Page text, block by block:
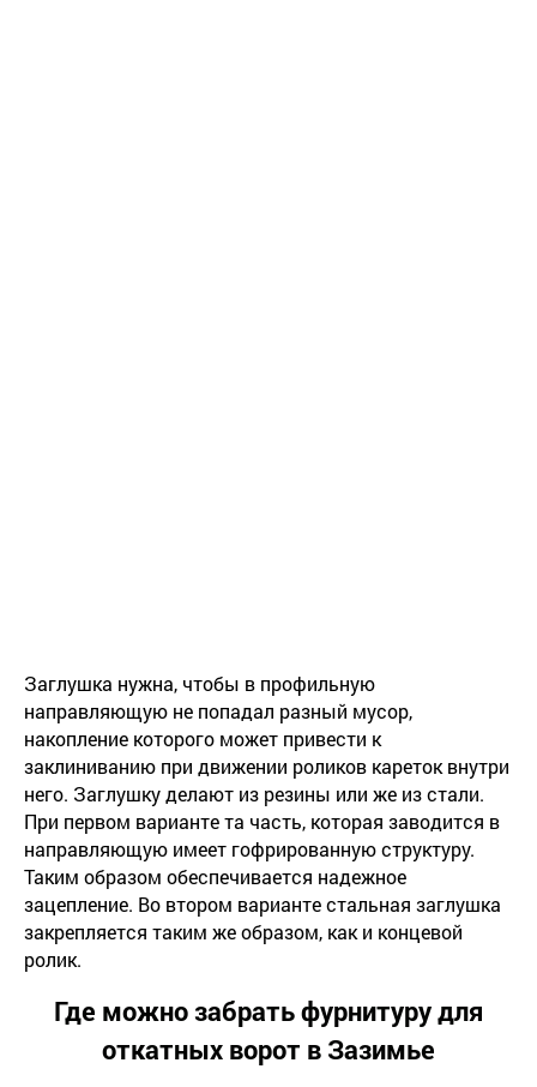
Заглушка нужна, чтобы в профильную
направляющую не попадал разный мусор,
накопление которого может привести к
заклиниванию при движении роликов кареток внутри
него. Заглушку делают из резины или же из стали.
При первом варианте та часть, которая заводится в
направляющую имеет гофрированную структуру.
Таким образом обеспечивается надежное
зацепление. Во втором варианте стальная заглушка
закрепляется таким же образом, как и концевой
ролик.
Где можно забрать фурнитуру для
откатных ворот в Зазимье